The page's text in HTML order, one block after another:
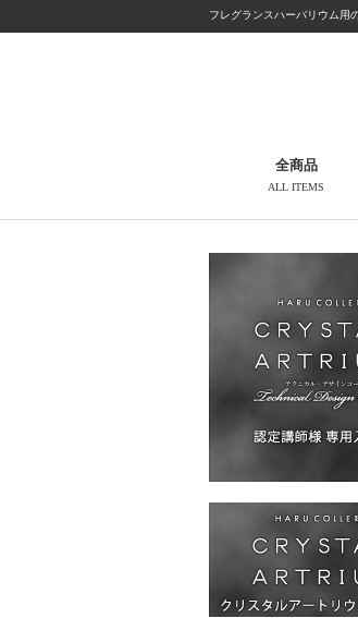
フレグランスハーバリウム用
全商品
ALL ITEMS